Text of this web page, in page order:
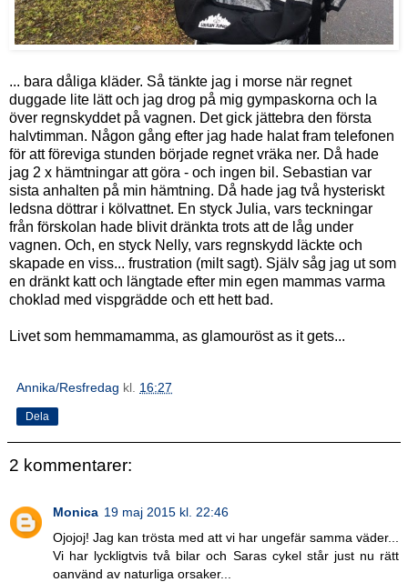
... bara dåliga kläder. Så tänkte jag i morse när regnet
duggade lite lätt och jag drog på mig gympaskorna och la
över regnskyddet på vagnen. Det gick jättebra den första
halvtimman. Någon gång efter jag hade halat fram telefonen
för att föreviga stunden började regnet vräka ner. Då hade
jag 2 x hämtningar att göra - och ingen bil. Sebastian var
sista anhalten på min hämtning. Då hade jag två hysteriskt
ledsna döttrar i kölvattnet. En styck Julia, vars teckningar
från förskolan hade blivit dränkta trots att de låg under
vagnen. Och, en styck Nelly, vars regnskydd läckte och
skapade en viss... frustration (milt sagt). Själv såg jag ut som
en dränkt katt och längtade efter min egen mammas varma
choklad med vispgrädde och ett hett bad.
Livet som hemmamamma, as glamouröst as it gets...
Annika/Resfredag kl. 16:27
Dela
2 kommentarer:
Monica 19 maj 2015 kl. 22:46
Ojojoj! Jag kan trösta med att vi har ungefär samma väder...
Vi har lyckligtvis två bilar och Saras cykel står just nu rätt
oanvänd av naturliga orsaker...